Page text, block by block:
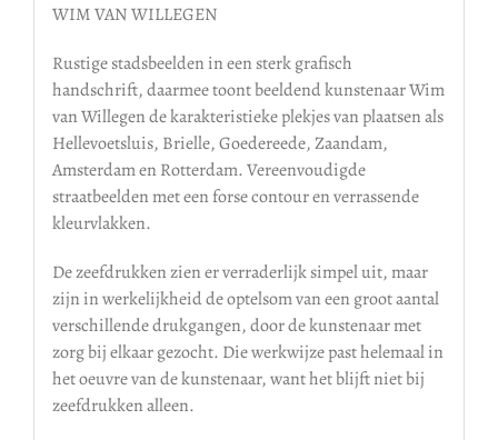
WIM VAN WILLEGEN
Rustige stadsbeelden in een sterk grafisch
handschrift, daarmee toont beeldend kunstenaar Wim
van Willegen de karakteristieke plekjes van plaatsen als
Hellevoetsluis, Brielle, Goedereede, Zaandam,
Amsterdam en Rotterdam. Vereenvoudigde
straatbeelden met een forse contour en verrassende
kleurvlakken.
De zeefdrukken zien er verraderlijk simpel uit, maar
zijn in werkelijkheid de optelsom van een groot aantal
verschillende drukgangen, door de kunstenaar met
zorg bij elkaar gezocht. Die werkwijze past helemaal in
het oeuvre van de kunstenaar, want het blijft niet bij
zeefdrukken alleen.